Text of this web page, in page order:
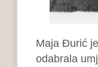
Maja Đurić
odabrala